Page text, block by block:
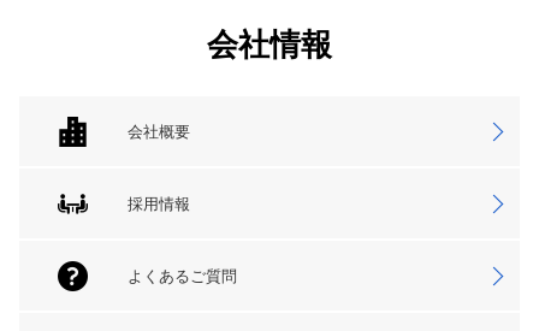
会社情報
会社概要
採用情報
よくあるご質問